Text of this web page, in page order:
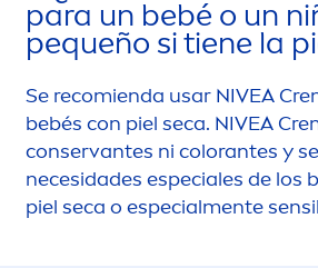
para un bebé o un
pequeño si tiene la
Se recomienda usar NIVEA
bebés con piel seca. NIVEA
conservantes ni colorantes y
necesidades especiales de los
piel seca o especialmente